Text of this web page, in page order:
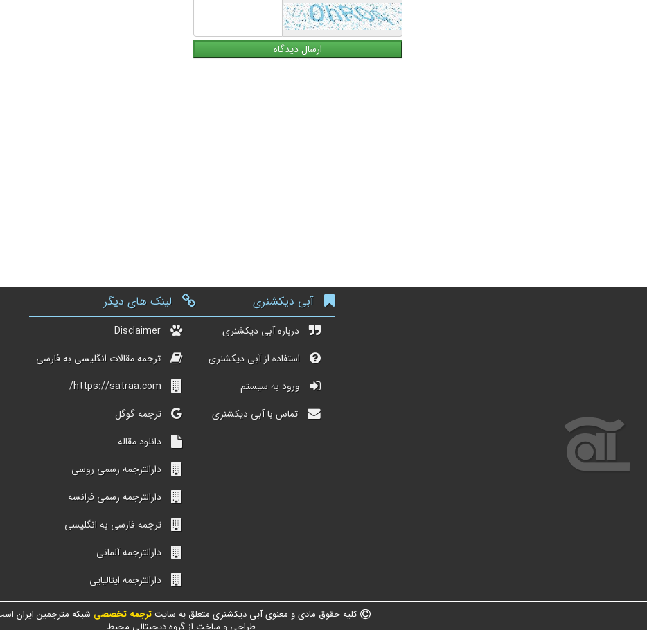
آبی دیکشنری
درباره آبی دیکشنری
استفاده از آبی دیکشنری
ورود به سیستم
تماس با آبی دیکشنری
لینک های دیگر
Disclaimer
ترجمه مقالات انگلیسی به فارسی
https://satraa.com/
ترجمه گوگل
دانلود مقاله
دارالترجمه رسمی روسی
دارالترجمه رسمی فرانسه
ترجمه فارسی به انگلیسی
دارالترجمه آلمانی
دارالترجمه ایتالیایی
کلیه حقوق مادی و معنوی آبی دیکشنری متعلق به سایتترجمه تخصصی شبکه مترجمین ایران
طراحی و ساخت از گروه دیجیتالی محیط